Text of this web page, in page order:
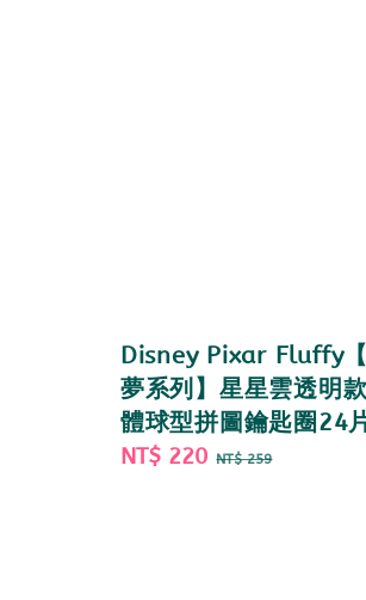
Disney Pixar Fluffy
夢系列】星星雲透明
體球型拼圖鑰匙圈24
Sale
NT$ 220 Regular
NT$ 259